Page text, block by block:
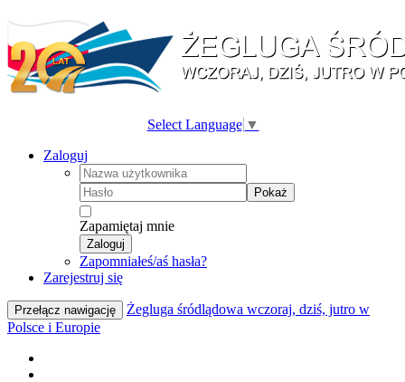
Select Language ▼
Zaloguj
Pokaż
Zapamiętaj mnie
Zaloguj
Zapomniałeś/aś hasła?
Zarejestruj się
Przełącz nawigację
Żegluga śródlądowa wczoraj, dziś, jutro w
Polsce i Europie